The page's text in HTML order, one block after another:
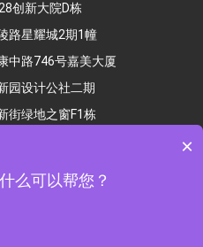
创新大院D栋
路星耀城2期1幢
中路746号嘉美大厦
园设计公社二期
街绿地之窗F1栋
×
么可以帮您？